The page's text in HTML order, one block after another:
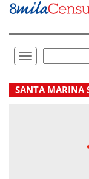
Vai
direttamente
Toggle
navigation
.
SANTA MARINA